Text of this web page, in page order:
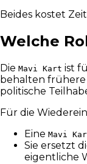
Beides kostet
Welche
Die Mavi Kart ist
behalten frühere
politische
Für die
Eine Mavi
Sie ersetzt
eigentliche